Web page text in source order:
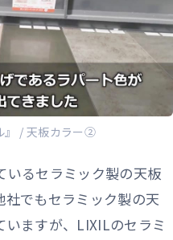
』 / 天板カラー②
いるセラミック製の天板
でもセラミック製の天
ますが、LIXILのセラミ